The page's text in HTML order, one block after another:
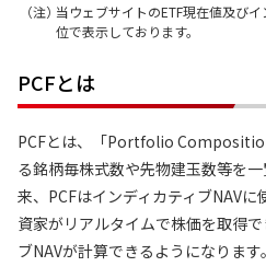
当ウェブサイトのETF現在値及び
位で表示しております。
PCFとは
PCFとは、「Portfolio
る銘柄毎株式数や先物建玉数等を
来、PCFはインディカティブNAV
資家がリアルタイムで株価を取得
ブNAVが計算できるようになります。